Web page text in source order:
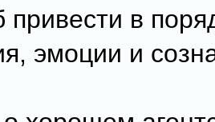
привести в
эмоции и